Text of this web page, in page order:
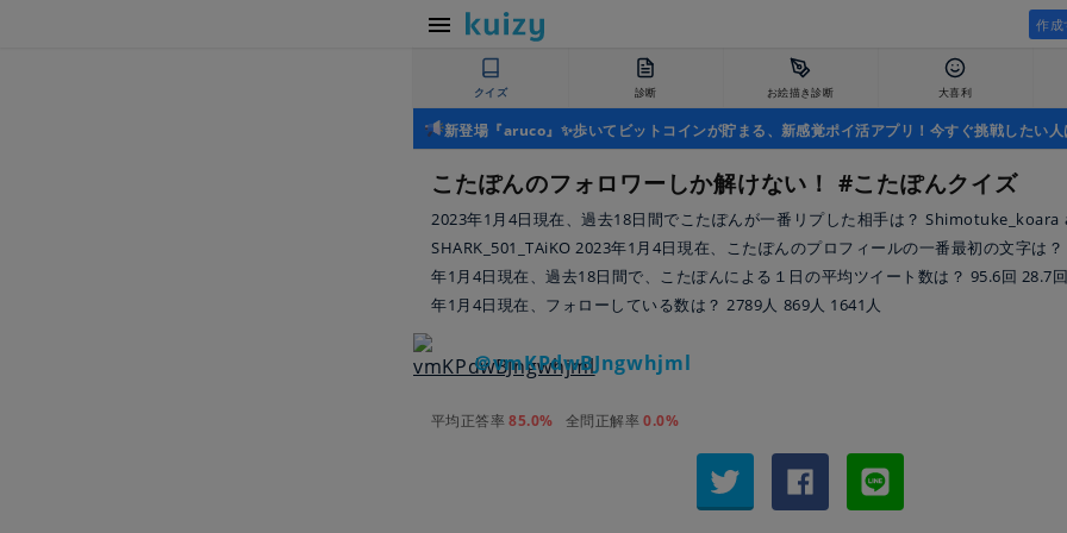
作成
クイズ 診断 お絵描き診断 大喜利
新登場『aruco』✨歩いてビットコインが貯まる、新感覚ポイ活アプリ！今すぐ挑戦したい人
こたぽんのフォロワーしか解けない！ #こたぽんクイズ
2023年1月4日現在、過去18日間でこたぽんが一番リプした相手は？
SHARK_501_TAiKO 2023年1月4日現在、こたぽんのプロフィールの一番最初の文字は
年1月4日現在、過去18日間で、こたぽんによる１日の平均ツイート数は？ 95.6回 28.7
年1月4日現在、フォローしている数は？ 2789人 869人 1641人
＠vmKPdwBJngwhjml
平均正答率 85.0% 全問正解率0.0%